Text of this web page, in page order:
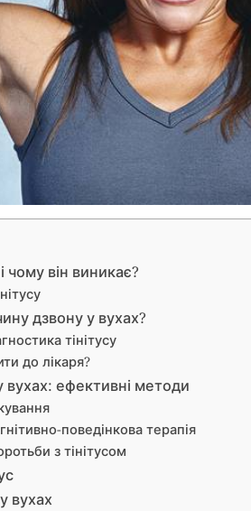
чому він виникає?
дзвону у вухах?
тінітусу
до лікаря?
вухах: ефективні методи
поведінкова терапія
з тінітусом
вухах